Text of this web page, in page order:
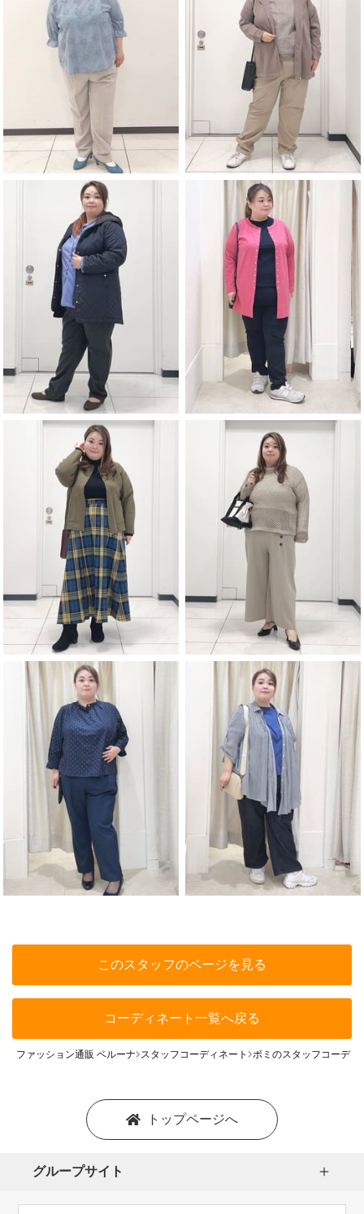
このスタッフのページを見る
コーディネート一覧へ戻る
ファッション通販 ベルーナ スタッフコーディネート ボミのスタッフコーディ
トップページへ
グループサイト